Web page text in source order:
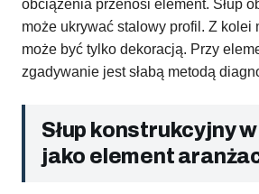
obciążenia przenosi element. Słup
może ukrywać stalowy profil. Z kolei
może być tylko dekoracją. Przy
zgadywanie jest słabą metodą
Słup konstrukcyjny
jako element